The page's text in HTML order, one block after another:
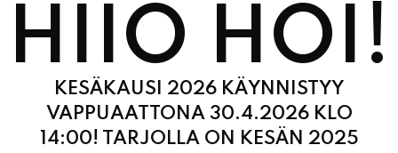
HIIO HOI!
KESÄKAUSI 2026 KÄYNNISTYY
VAPPUAATTONA 30.4.2026 KLO
14:00! TARJOLLA ON KESÄN 2025